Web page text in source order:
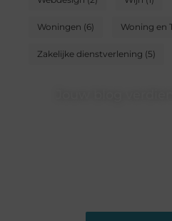
Woningen (6) Woning en
Zakelijke dienstverlening (5)